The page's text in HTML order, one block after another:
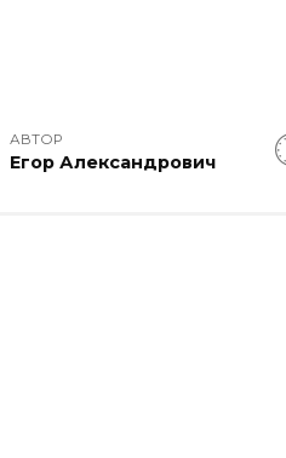
АВТОР
Егор Александрович